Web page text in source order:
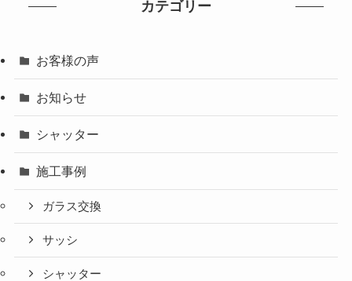
カテゴリー
お客様の声
お知らせ
シャッター
施工事例
ガラス交換
サッシ
シャッター